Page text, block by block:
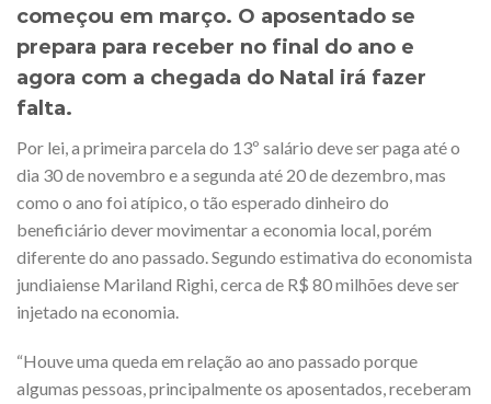
começou em março. O aposentado se
prepara para receber no final do ano e
agora com a chegada do Natal irá fazer
falta.
Por lei, a primeira parcela do 13º salário deve ser paga até o
dia 30 de novembro e a segunda até 20 de dezembro, mas
como o ano foi atípico, o tão esperado dinheiro do
beneficiário dever movimentar a economia local, porém
diferente do ano passado. Segundo estimativa do economista
jundiaiense Mariland Righi, cerca de R$ 80 milhões deve ser
injetado na economia.
“Houve uma queda em relação ao ano passado porque
algumas pessoas, principalmente os aposentados, receberam